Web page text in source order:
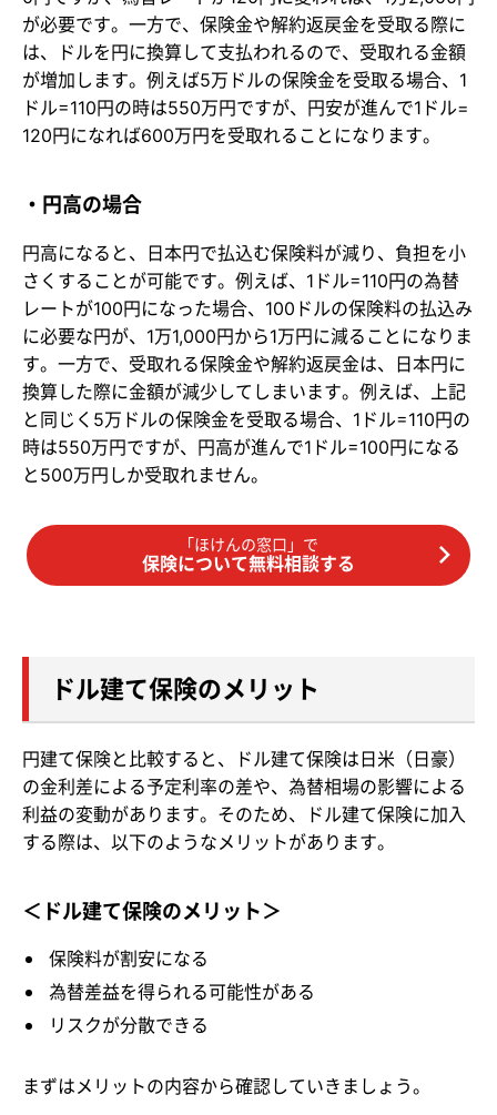
が必要です。一方で、保険金や解約返戻金を受取る際に
は、ドルを円に換算して支払われるので、受取れる金額
が増加します。例えば5万ドルの保険金を受取る場合、1
ドル=110円の時は550万円ですが、円安が進んで1ドル=
120円になれば600万円を受取れることになります。
・円高の場合
円高になると、日本円で払込む保険料が減り、負担を小
さくすることが可能です。例えば、1ドル=110円の為替
レートが100円になった場合、100ドルの保険料の払込み
に必要な円が、1万1,000円から1万円に減ることになりま
す。一方で、受取れる保険金や解約返戻金は、日本円に
換算した際に金額が減少してしまいます。例えば、上記
と同じく5万ドルの保険金を受取る場合、1ドル=110円の
時は550万円ですが、円高が進んで1ドル=100円になる
と500万円しか受取れません。
「ほけんの窓口」で
保険について無料相談する
ドル建て保険のメリット
円建て保険と比較すると、ドル建て保険は日米（日豪）
の金利差による予定利率の差や、為替相場の影響による
利益の変動があります。そのため、ドル建て保険に加入
する際は、以下のようなメリットがあります。
＜ドル建て保険のメリット＞
保険料が割安になる
為替差益を得られる可能性がある
リスクが分散できる
まずはメリットの内容から確認していきましょう。